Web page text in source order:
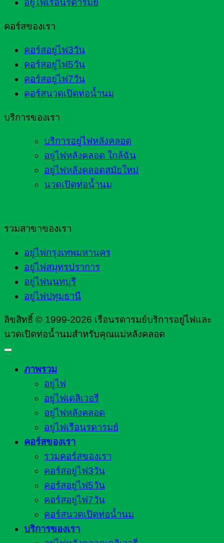
อยู่ไฟเรือนรดารมย์
คอร์สของเรา
คอร์สอยู่ไฟ3วัน
คอร์สอยู่ไฟ5วัน
คอร์สอยู่ไฟ7วัน
คอร์สนวดเปิดท่อน้ำนม
บริการของเรา
บริการอยู่ไฟหลังคลอด
อยู่ไฟหลังคลอด ใกล้ฉัน
อยู่ไฟหลังคลอดสมัยใหม่
นวดเปิดท่อน้ำนม
รวมสาขาของเรา
อยู่ไฟกรุงเทพมหานคร
อยู่ไฟสมุทรปราการ
อยู่ไฟนนทบุรี
อยู่ไฟปทุมธานี
ลิขสิทธิ์ © 1999-2026 เรือนรดารมย์บริการอยู่ไฟและ
นวดเปิดท่อน้ำนมสำหรับคุณแม่หลังคลอด
ภาพรวม
อยู่ไฟ
อยู่ไฟเดลิเวอรี่
อยู่ไฟหลังคลอด
อยู่ไฟเรือนรดารมย์
คอร์สของเรา
รวมคอร์สของเรา
คอร์สอยู่ไฟ3วัน
คอร์สอยู่ไฟ5วัน
คอร์สอยู่ไฟ7วัน
คอร์สนวดเปิดท่อน้ำนม
บริการของเรา